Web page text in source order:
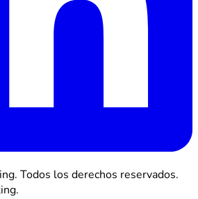
Todos los derechos reservados.